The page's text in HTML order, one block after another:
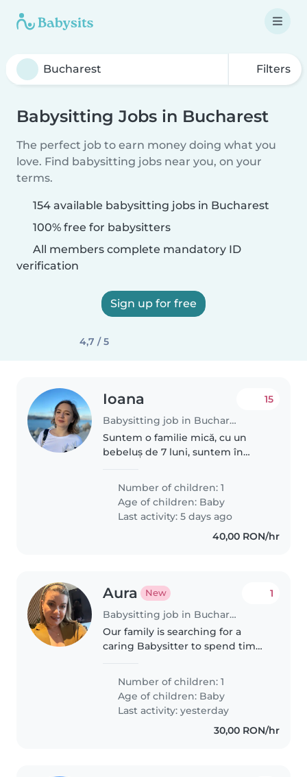
Filters
Babysitting Jobs in Bucharest
The perfect job to earn money doing what you
love. Find babysitting jobs near you, on your
terms.
154 available babysitting jobs in Bucharest
100% free for babysitters
All members complete mandatory ID
verification
Sign up for free
4,7 / 5
Ioana
Babysitting job in Bucharest
15
Suntem o familie mică, cu un
bebeluș de 7 luni, suntem în
Number of children: 1
Age of children: Baby
Last activity: 5 days ago
40,00 RON/hr
Aura New
Babysitting job in Bucharest
1
Our family is searching for a
caring Babysitter to spend time
to nurture and engage in
playtime activities for our little..
Number of children: 1
Age of children: Baby
Last activity: yesterday
30,00 RON/hr